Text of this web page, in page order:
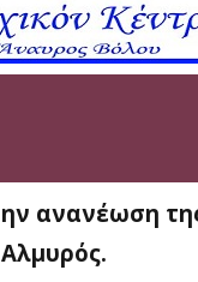
ην ανανέωση
Αλμυρός.